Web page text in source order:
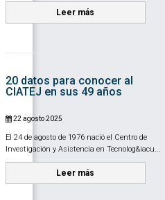
Leer más
20 datos para conocer al
CIATEJ en sus 49 años
22 agosto 2025
El 24 de agosto de 1976 nació el Centro de
Investigación y Asistencia en Tecnolog&iacu...
Leer más